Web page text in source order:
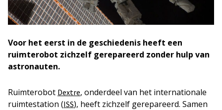
Voor het eerst in de geschiedenis heeft een
ruimterobot zichzelf gerepareerd zonder hulp van
astronauten.
Ruimterobot Dextre, onderdeel van het internationale
ruimtestation (ISS), heeft zichzelf gerepareerd. Samen